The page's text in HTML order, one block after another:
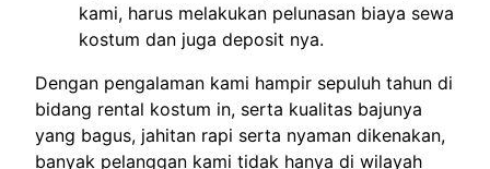
kami, harus melakukan pelunasan biaya sewa
kostum dan juga deposit nya.
Dengan pengalaman kami hampir sepuluh tahun di
bidang rental kostum in, serta kualitas bajunya
yang bagus, jahitan rapi serta nyaman dikenakan,
banyak pelanggan kami tidak hanya di wilayah